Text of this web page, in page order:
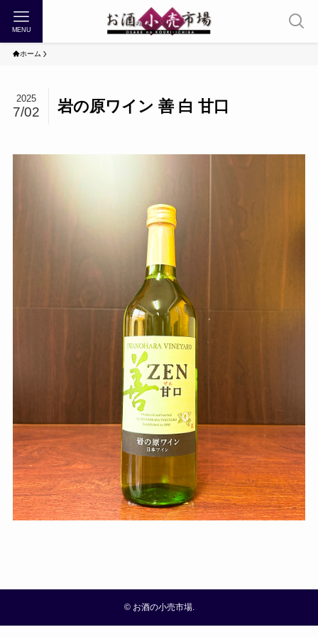
MENU
ホーム
岩の原ワイン 善 白 甘口
2025
7/02
©お酒の小売市場.